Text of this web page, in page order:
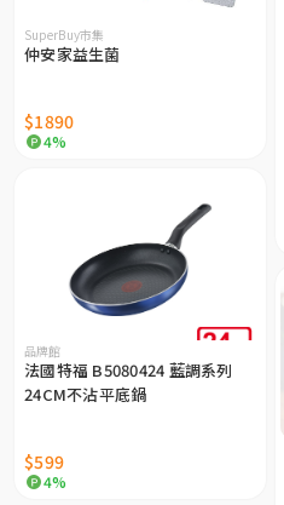
SuperBuy市集
仲安家益生菌
$1890
4%
品牌館
法國特福 B5080424 藍調系列
24CM不沾平底鍋
$599
4%